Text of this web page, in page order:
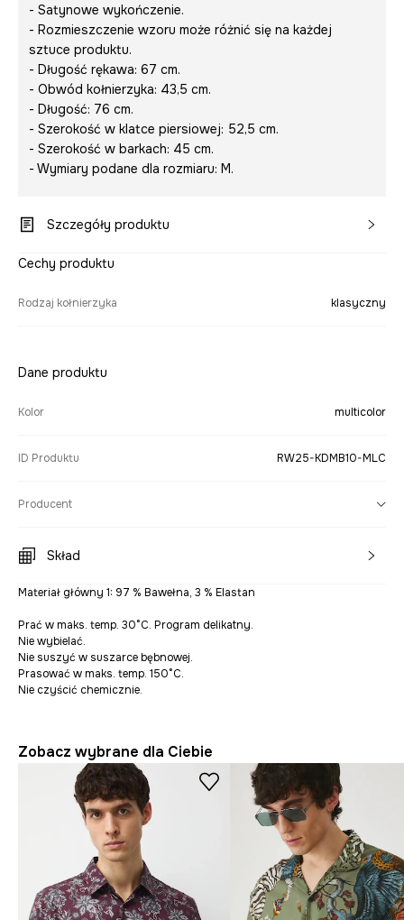
- Satynowe wykończenie.
- Rozmieszczenie wzoru może różnić się na każdej
sztuce produktu.
- Długość rękawa: 67 cm.
- Obwód kołnierzyka: 43,5 cm.
- Długość: 76 cm.
- Szerokość w klatce piersiowej: 52,5 cm.
- Szerokość w barkach: 45 cm.
- Wymiary podane dla rozmiaru: M.
Szczegóły produktu
Cechy produktu
Rodzaj kołnierzyka klasyczny
Dane produktu
Kolor multicolor
ID Produktu RW25-KDMB10-MLC
Producent
Skład
Materiał główny 1: 97 % Bawełna, 3 % Elastan
Prać w maks. temp. 30°C. Program delikatny.
Nie wybielać.
Nie suszyć w suszarce bębnowej.
Prasować w maks. temp. 150°C.
Nie czyścić chemicznie.
Zobacz wybrane dla Ciebie